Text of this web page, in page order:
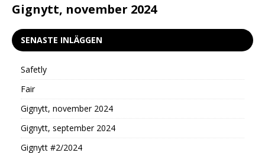
Gignytt, november 2024
SENASTE INLÄGGEN
Safetly
Fair
Gignytt, november 2024
Gignytt, september 2024
Gignytt #2/2024